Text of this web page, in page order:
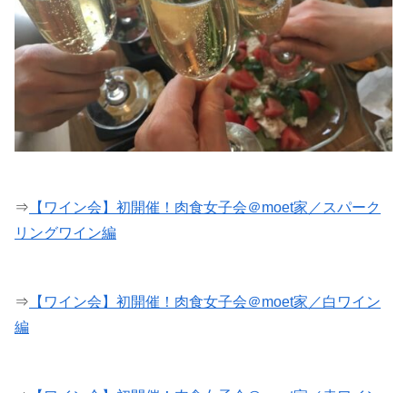
⇒ 【ワイン会】初開催！肉食女子会＠moet家／スパーク
リングワイン編
⇒ 【ワイン会】初開催！肉食女子会＠moet家／白ワイン
編